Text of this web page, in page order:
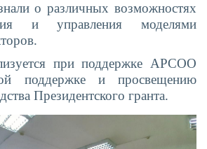
о различных возможностях
и управления моделями
при поддержке АРСОО
поддержке и просвещению
Президентского гранта.